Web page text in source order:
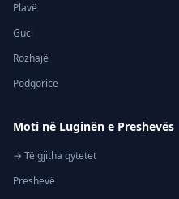
Plavë
Guci
Rozhajë
Podgoricë
Moti në Luginën e Preshevës
→ Të gjitha qytetet
Preshevë